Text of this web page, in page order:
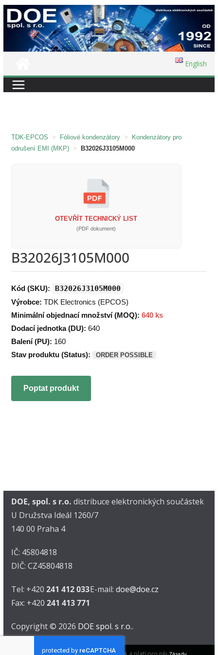
Přeskočit
na
English
TDK-EPCOS > Fóliové kondenzátory >
Kondenzátory pro
odrušení EMI (MKP) > B32026J3105M000
OTEVŘÍT TECHNICKÝ LIST
(PDF dokument)
B32026J3105M000
Kód (SKU): B32026J3105M000
Výrobce: TDK Electronics (EPCOS)
Minimální objednací množství (MOQ): 640 ks
Dodací jednotka (DU): 640
Balení (PU): 160
Stav produktu (Status):
ORDER POSSIBLE
Poptat produkt
DOE, spol. s r.o. distribuce elektronických součástek
U Družstva Ideál 1260/7
140 00 Praha 4
IČ: 45804818
DIČ: CZ45804818
Tel: +420 241 412 033
Fax: +420 241 413 771
E-mail: doe@doe.cz
Copyright © 2026 DOE spol. s r.o..